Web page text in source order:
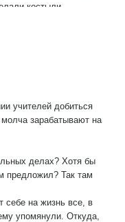
костыли
не помогло.
ножки.
последний раз держали
Наверное сложно,
ребенка
подобным, основная
за порог на
подобные высказывания
детей не стесняет.
уже не будет.
Организуйте
«клубничкой».
учителей добиться
молча зарабатывают на
делах? Хотя бы
предложил? Так там
себе на жизнь все, в
упомянули. Откуда,